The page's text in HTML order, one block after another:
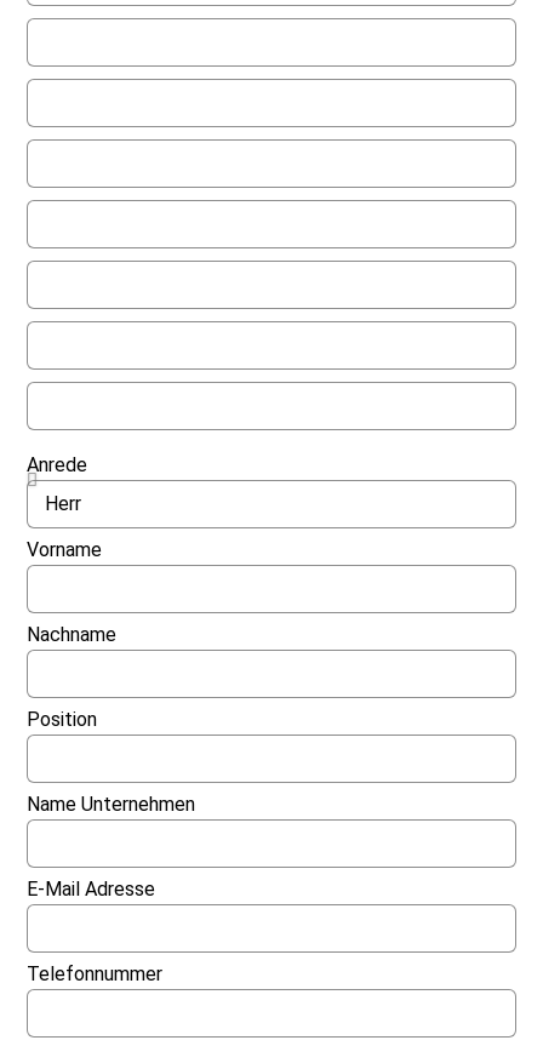
Anrede
Vorname
Nachname
Position
Name Unternehmen
E-Mail Adresse
Telefonnummer